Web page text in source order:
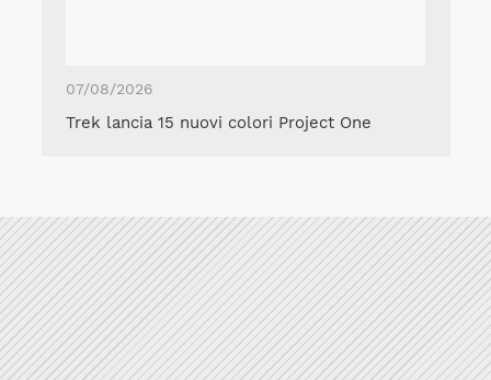
07/08/2026
Trek lancia 15 nuovi colori Project One